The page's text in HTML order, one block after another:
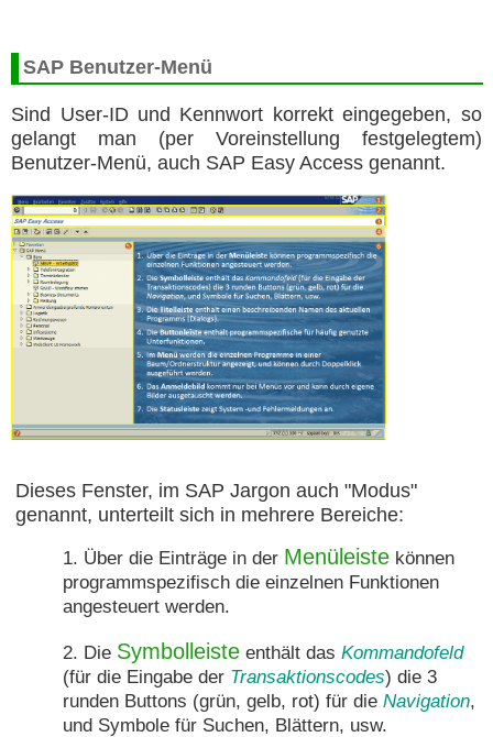
SAP Benutzer-Menü
Sind User-ID und Kennwort korrekt eingegeben, so
gelangt man (per Voreinstellung festgelegtem)
Benutzer-Menü, auch SAP Easy Access genannt.
Dieses Fenster, im SAP Jargon auch "Modus"
genannt, unterteilt sich in mehrere Bereiche:
Über die Einträge in der Menüleiste können
programmspezifisch die einzelnen Funktionen
angesteuert werden.
Die Symbolleiste enthält dasKommandofeld
(für die Eingabe der Transaktionscodes) die 3
runden Buttons (grün, gelb, rot) für dieNavigation,
und Symbole für Suchen, Blättern, usw.